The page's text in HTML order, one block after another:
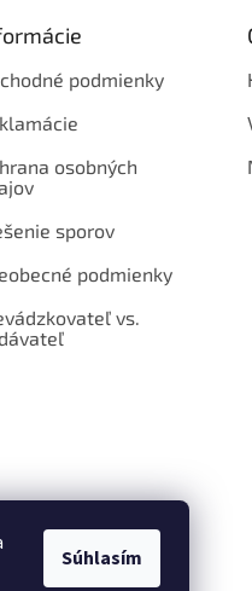
Súhlasím
podmienky
osobných
sporov
podmienky
vs.